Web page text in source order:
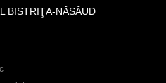
BISTRIŢA-NĂSĂUD